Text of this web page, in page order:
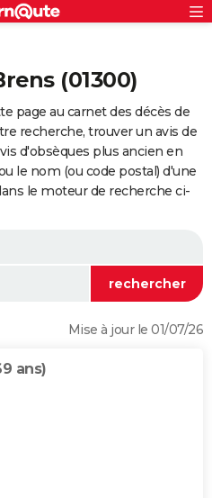
(01300)
page au carnet des décès de
recherche, trouver un avis de
d'obsèques plus ancien en
le nom (ou code postal) d'une
le moteur de recherche ci-
Mise à jour le 01/07/26
ans)